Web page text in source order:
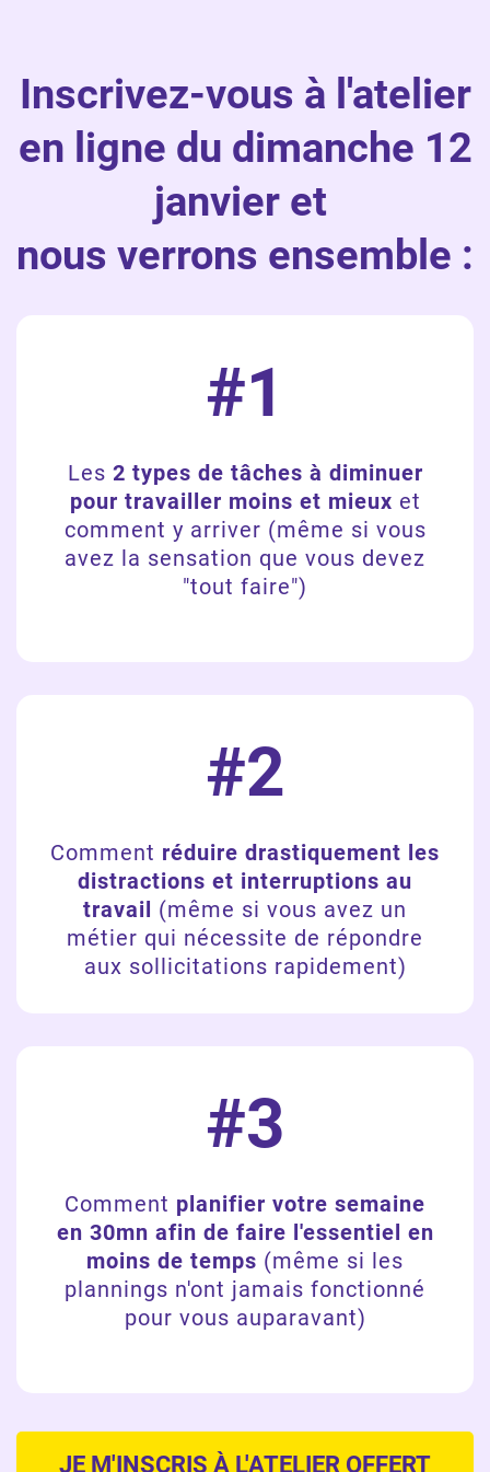
Inscrivez-vous à l'atelier
en ligne du dimanche 12
janvier et
nous verrons ensemble :
#1
Les 2 types de tâches à diminuer
pour travailler moins et mieux et
comment y arriver (même si vous
avez la sensation que vous devez
"tout faire")
#2
Comment réduire drastiquement les
distractions et interruptions au
travail (même si vous avez un
métier qui nécessite de répondre
aux sollicitations rapidement)
#3
Comment planifier votre semaine
en 30mn afin de faire l'essentiel en
moins de temps (même si les
plannings n'ont jamais fonctionné
pour vous auparavant)
JE M'INSCRIS À L'ATELIER OFFERT